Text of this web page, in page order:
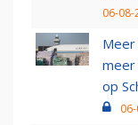
06-08-
meer
op